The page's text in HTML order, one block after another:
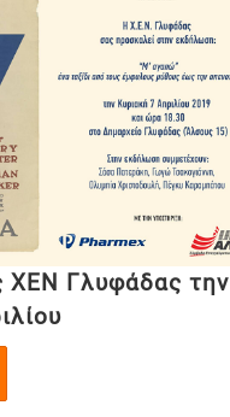
ΧΕΝ Γλυφάδας την